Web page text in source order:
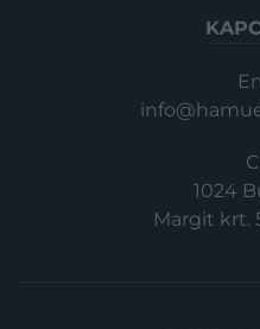
1024
Margit krt.